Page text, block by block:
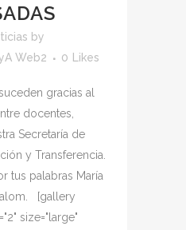
by
Web2
0 Likes
gracias al
docentes,
Secretaría de
y Transferencia.
tus palabras María
[gallery
size="large"